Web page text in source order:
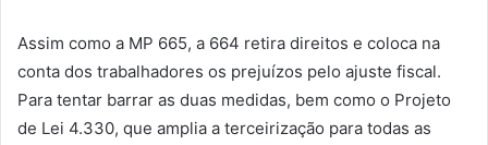
Assim como a MP 665, a 664 retira direitos e coloca na
conta dos trabalhadores os prejuízos pelo ajuste fiscal.
Para tentar barrar as duas medidas, bem como o Projeto
de Lei 4.330, que amplia a terceirização para todas as